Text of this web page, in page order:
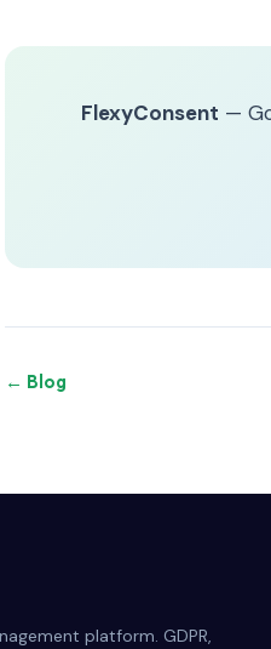
FlexyConsent —
← Blog
platform. GDPR,